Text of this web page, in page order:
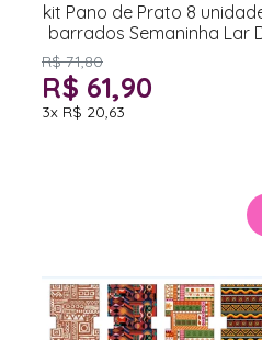
kit Pano de Prato 8
barrados Semaninha Lar
R$ 71,80
R$ 61,90
3x R$ 20,63